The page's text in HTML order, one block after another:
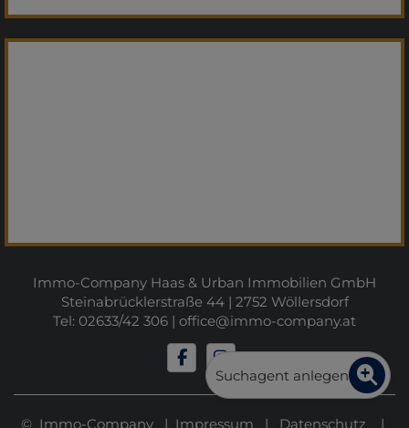
Immo-Company Haas & Urban Immobilien GmbH
Steinabrücklerstraße 44 | 2752 Wöllersdorf
Tel: 02633/42 306 | office@immo-company.at
© Immo-Company | Impressum | Datenschutz |
Suchagent anlegen